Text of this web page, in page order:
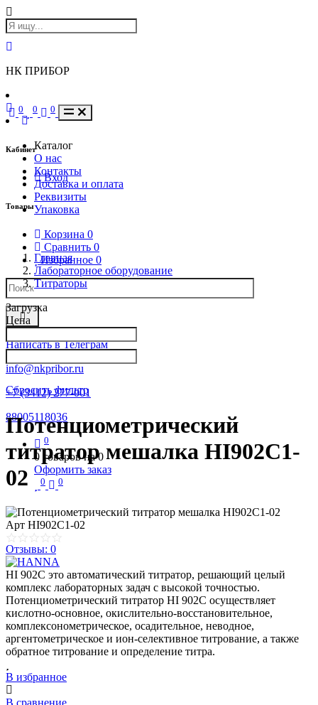
НК ПРИБОР
Кабинет
Вход
Товары
Корзина 0
Сравнить 0
Избранное 0
Написать в Телеграм
info@nkpribor.ru
+7 (3412) 277-001
88005118036
0
0 товаров на0
Оформить заказ
0 0
0 0 0
Каталог
О нас
Контакты
Доставка и оплата
Реквизиты
Упаковка
Главная
Лабораторное оборудование
Титраторы
Загрузка
Цена
Сбросить фильтр
Потенциометрический
титратор мешалка HI902C1-
02
Арт HI902C1-02
Отзывы: 0
HI 902C это автоматический титратор, решающий целый
комплекс лабораторных задач с высокой точностью.
Потенциометрический титратор HI 902C осуществляет
кислотно-основное, окислительно-восстановительное,
комплексонометрическое, осадительное, неводное,
аргентометрическое и ион-селективное титрование, а также
обратное титрование и определение титра.
В избранное